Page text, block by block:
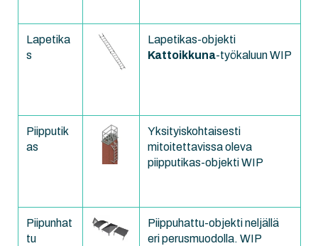
Lapetika
s
Lapetikas-objekti
Kattoikkuna-työkaluun WIP
Piipputik
as
Yksityiskohtaisesti
mitoitettavissa oleva
piipputikas-objekti WIP
Piipunhat
tu
Piippuhattu-objekti neljällä
eri perusmuodolla. WIP